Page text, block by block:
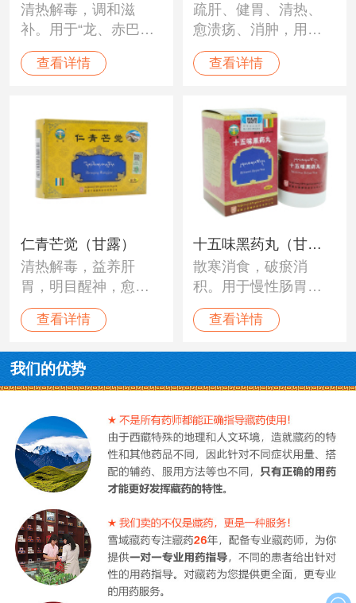
清热解毒，调和滋
补。用于“龙、赤巴、
培根"各病，陈旧性胃
肠炎、溃疡，“木
麻风，陈旧热病、炭
疽、疖痛，干黄水，
化脓等。
查看详情
疏肝、健胃、清热、
愈溃疡、消肿，用
于“木布”病迁延不愈、
胃脘嘈杂、灼痛，肝
逆，吐泻胆汁，坏血
和烟汁样物，急腹
痛，黄水病。脏腑痞
瘤，食物中毒以及陈
旧内科疾病，浮肿，
水肿等。
查看详情
仁青芒觉（甘露）
清热解毒，益养肝
胃，明目醒神，愈
疮，滋补强身。用于
自然毒、食物毒、配
症。“培根木布”，消化
道溃疡，急慢性肠胃
水，麻风病等。
查看详情
十五味黑药丸（甘
露）
散寒消食，破瘀消
积。用于慢性肠胃
炎、胃出血、胃冷
痛、消化不良、食欲
作。
查看详情
我们的优势